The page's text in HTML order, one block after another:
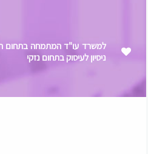
ניסיון לעיסוק בתחום נזקי